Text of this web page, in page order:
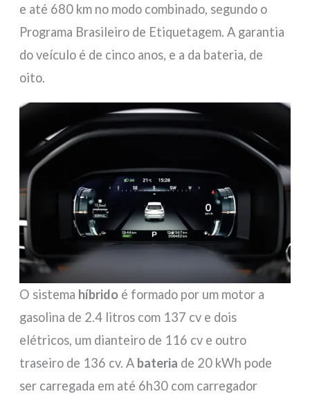
e até 680 km no modo combinado, segundo o
Programa Brasileiro de Etiquetagem. A garantia
do veículo é de cinco anos, e a da bateria, de
oito.
O sistema híbrido é formado por um motor a
gasolina de 2.4 litros com 137 cv e dois
elétricos, um dianteiro de 116 cv e outro
traseiro de 136 cv. A bateria de 20 kWh pode
ser carregada em até 6h30 com carregador